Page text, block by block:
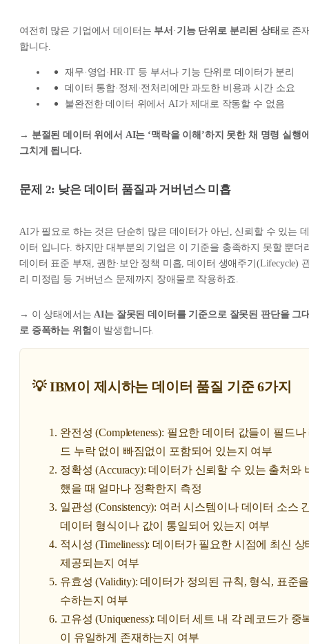
여전히 많은 기업에서 데이터는 부서 · 기능 단위로 분리된 상태 로 존
합니다.
재무·영업·HR·IT 등 부서나 기능 단위로 데이터가 분리
데이터 통합·정제·전처리에만 과도한 비용과 시간 소요
불완전한 데이터 위에서 AI가 제대로 작동할 수 없음
→ 분절된 데이터 위에서 AI는 ‘맥락을 이해’하지 못한 채 명령 실행
그치게 됩니다.
문제 2: 낮은 데이터 품질과 거버넌스 미흡
AI가 필요로 하는 것은 단순히 많은 데이터가 아닌, 신뢰할 수 있는 데
이터 입니다. 하지만 대부분의 기업은 이 기준을 충족하지 못할 뿐더
데이터 표준 부재, 권한·보안 정책 미흡, 데이터 생애주기(Lifecycle)
리 미정립 등 거버넌스 문제까지 장애물로 작용하죠.
→ 이 상태에서는 AI는 잘못된 데이터를 기준으로 잘못된 판단을 그
로 증폭하는 위험 이 발생합니다.
💡 IBM이 제시하는 데이터 품질 기준 6가지
완전성 (Completeness): 필요한 데이터 값들이 필드나
드 누락 없이 빠짐없이 포함되어 있는지 여부
정확성 (Accuracy): 데이터가 신뢰할 수 있는 출처와
했을 때 얼마나 정확한지 측정
일관성 (Consistency): 여러 시스템이나 데이터 소스
데이터 형식이나 값이 통일되어 있는지 여부
적시성 (Timeliness): 데이터가 필요한 시점에 최신 상
제공되는지 여부
유효성 (Validity): 데이터가 정의된 규칙, 형식, 표준
수하는지 여부
고유성 (Uniqueness): 데이터 세트 내 각 레코드가 중
이 유일하게 존재하는지 여부